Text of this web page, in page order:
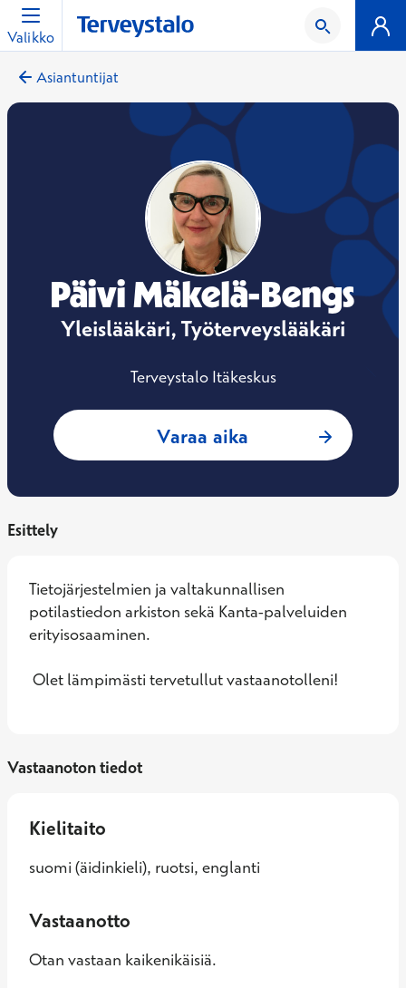
Valikko
Asiantuntijat
Päivi Mäkelä-Bengs
Yleislääkäri, Työterveyslääkäri
Terveystalo Itäkeskus
Varaa aika : Päivi Mäkelä-
Esittely
Tietojärjestelmien ja valtakunnallisen
potilastiedon arkiston sekä Kanta-palveluiden
erityisosaaminen.
Olet lämpimästi tervetullut vastaanotolleni!
Vastaanoton tiedot
Kielitaito
suomi (äidinkieli), ruotsi, englanti
Vastaanotto
Otan vastaan kaikenikäisiä.